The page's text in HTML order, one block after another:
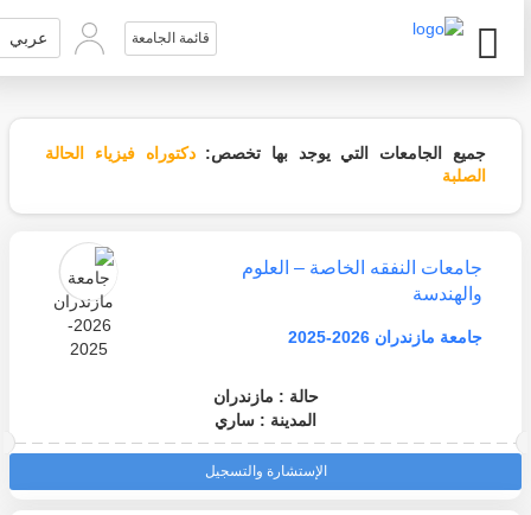
قائمة الجامعة عربي
جميع الجامعات التي يوجد بها تخصص: دكتوراه فيزياء الحالة
الصلبة
جامعات النفقه الخاصة – العلوم
والهندسة
جامعة مازندران 2026-2025
حالة : مازندران
المدينة : ساري
الإستشارة والتسجيل